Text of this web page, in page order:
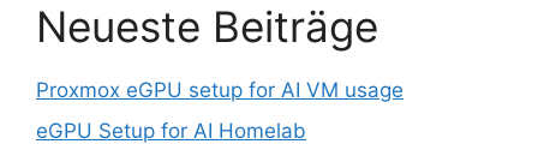
Neueste Beiträge
Proxmox eGPU setup for AI VM usage
eGPU Setup for AI Homelab